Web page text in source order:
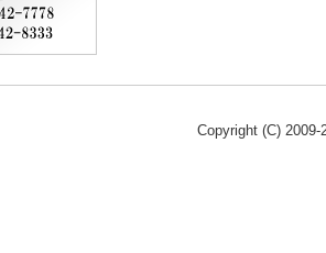
Copyright (C)